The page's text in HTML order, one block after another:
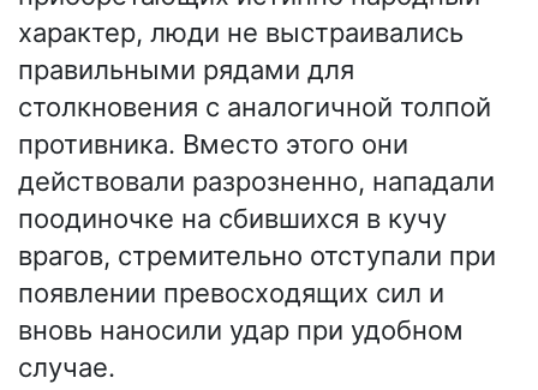
характер, люди не выстраивались
правильными рядами для
столкновения с аналогичной толпой
противника. Вместо этого они
действовали разрозненно, нападали
поодиночке на сбившихся в кучу
врагов, стремительно отступали при
появлении превосходящих сил и
вновь наносили удар при удобном
случае.